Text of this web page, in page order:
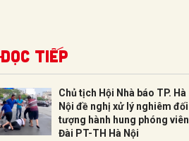
Đọc tiếp
Chủ tịch Hội Nhà báo TP. Hà
Nội đề nghị xử lý nghiêm đối
tượng hành hung phóng viên
Đài PT-TH Hà Nội